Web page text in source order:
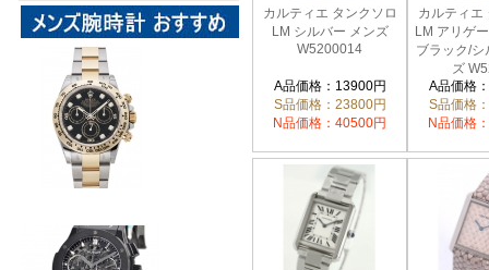
カルティエ タンクソロ
LM シルバー メンズ
W5200014
A品価格：13900円
S品価格：23800円
N品価格：40500円
カルティエ
LM アリゲ
ブラック/シ
ズ
A品価格
S品価格
N品価格